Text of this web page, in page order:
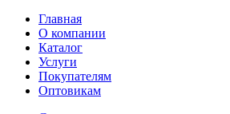
Главная
О компании
Каталог
Услуги
Покупателям
Оптовикам